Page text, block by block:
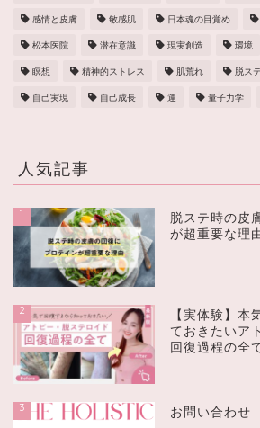
感情と皮膚 敏感肌 日本魂の目覚め
松本医院 潜在意識 現実創造 環境
瞑想 精神的ストレス 肌荒れ 脱ス
自己実現 自己成長 運 量子力学
人気記事
1
脱ステ時の皮
が超重要な理
2
【実体験】本
ておきたいア
回復過程の全
3 お問い合わせ